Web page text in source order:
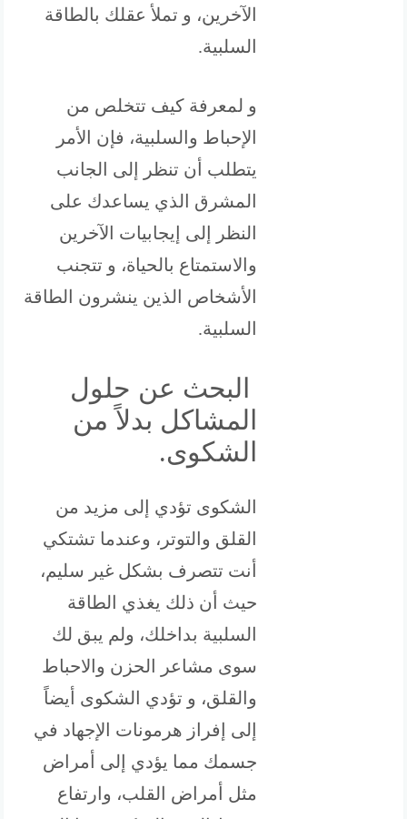
الآخرين، و تملأ عقلك بالطاقة
السلبية.
و لمعرفة كيف تتخلص من
الإحباط والسلبية، فإن الأمر
يتطلب أن تنظر إلى الجانب
المشرق الذي يساعدك على
النظر إلى إيجابيات الآخرين
والاستمتاع بالحياة، و تتجنب
الأشخاص الذين ينشرون الطاقة
السلبية.
البحث عن حلول
المشاكل بدلاً من
الشكوى.
الشكوى تؤدي إلى مزيد من
القلق والتوتر، وعندما تشتكي
أنت تتصرف بشكل غير سليم،
حيث أن ذلك يغذي الطاقة
السلبية بداخلك، ولم يبق لك
سوى مشاعر الحزن والاحباط
والقلق، و تؤدي الشكوى أيضاً
إلى إفراز هرمونات الإجهاد في
جسمك مما يؤدي إلى أمراض
مثل أمراض القلب، وارتفاع